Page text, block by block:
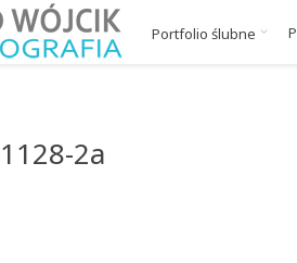
Portfolio ślubne
2a